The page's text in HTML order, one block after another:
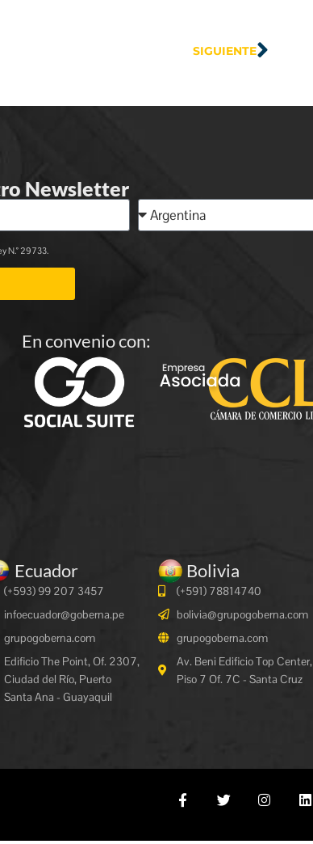
SIGUIENTE
Newsletter
N.° 29733.
En convenio con:
Ecuador
(+593) 99 207 3457
infoecuador@goberna.pe
grupogoberna.com
Edificio The Point, Of. 2307,
Ciudad del Río, Puerto
Santa Ana - Guayaquil
Bolivia
(+591) 78814740
bolivia@grupogoberna.com
grupogoberna.com
Av. Beni Edificio Top Center,
Piso 7 Of. 7C - Santa Cruz